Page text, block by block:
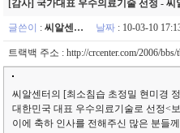
[감사] 국가대표 우수의료기술 선정 -
글쓴이 : 씨알센… 날짜 : 10-03-10
트랙백 주소 : http://crcenter.com/2006/
씨알센터의 [최소침습 초정밀 현미경
대한민국 대표 우수의료기술로 선정<
이에 축하 인사를 전해주신 많은 분들